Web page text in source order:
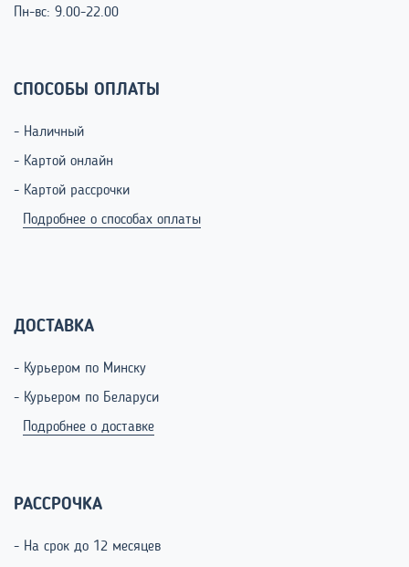
Пн-вс: 9.00-22.00
СПОСОБЫ ОПЛАТЫ
- Наличный
- Картой онлайн
- Картой рассрочки
Подробнее о способах оплаты
ДОСТАВКА
- Курьером по Минску
- Курьером по Беларуси
Подробнее о доставке
РАССРОЧКА
- На срок до 12 месяцев